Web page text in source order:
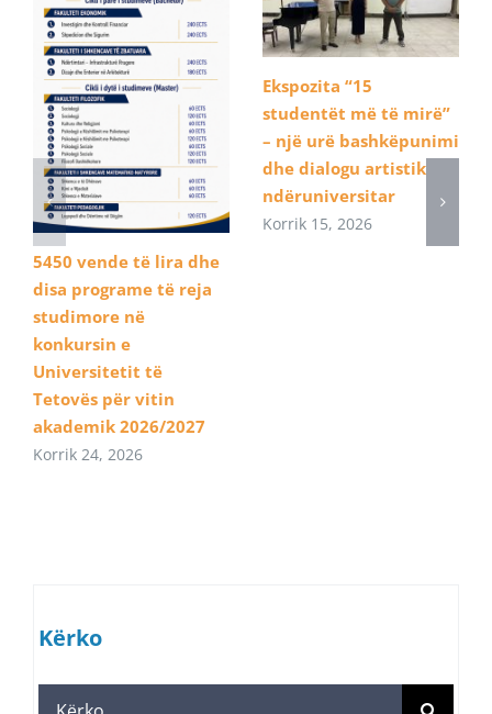
5450 vende të lira dhe
disa programe të reja
studimore në
konkursin e
Universitetit të
Tetovës për vitin
akademik 2026/2027
Korrik 24, 2026
Ekspozita “15
studentët më të mirë”
– një urë bashkëpunimi
dhe dialogu artistik
ndëruniversitar
Korrik 15, 2026
Kërko
Search